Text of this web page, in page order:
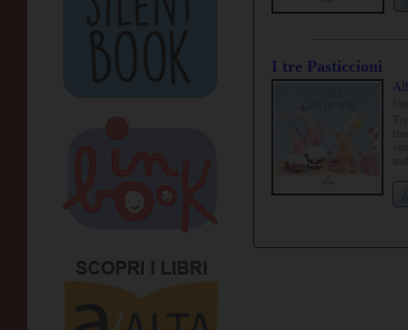
I tre Pasticcioni